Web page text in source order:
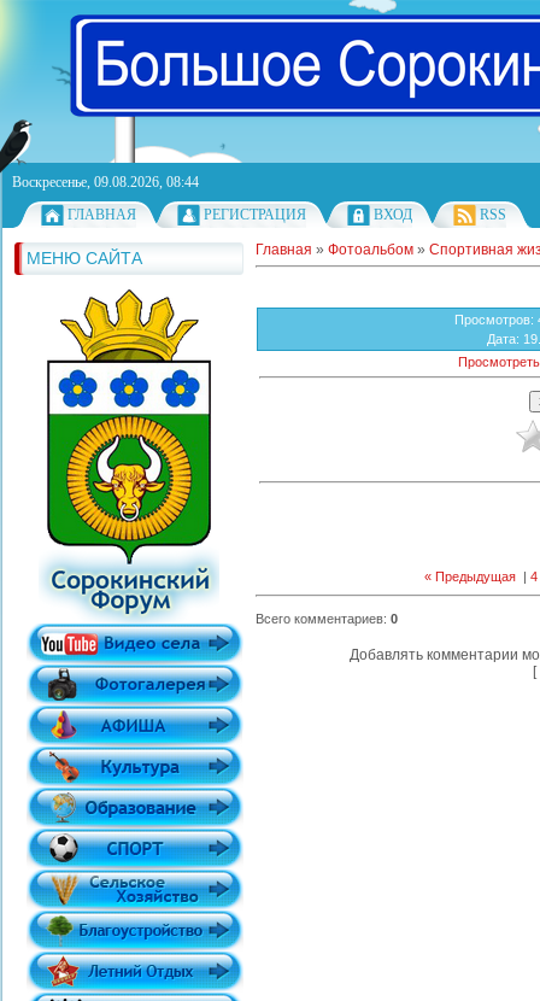
Воскресенье, 09.08.2026, 08:44
ГЛАВНАЯ
РЕГИСТРАЦИЯ ВХОД RSS
МЕНЮ САЙТА Главная » Фотоальбом » Спортивная
Просмотров:
Дата:
« Предыдущая| 4
Всего комментариев: 0
Добавлять комментарии
[